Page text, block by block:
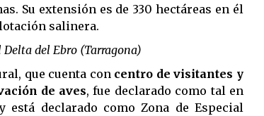
Su extensión es de 330 hectáreas en él
salinera.
Delta del Ebro (Tarragona)
que cuenta con centro de visitantes y
de aves, fue declarado como tal en
está declarado como Zona de Especial